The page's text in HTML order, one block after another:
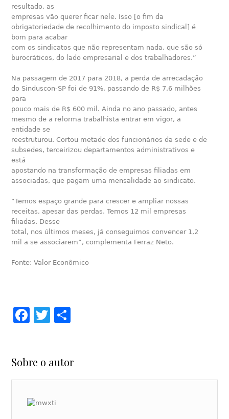
resultado, as
empresas vão querer ficar nele. Isso [o fim da
obrigatoriedade de recolhimento do imposto sindical] é
bom para acabar
com os sindicatos que não representam nada, que são só
burocráticos, do lado empresarial e dos trabalhadores.”
Na passagem de 2017 para 2018, a perda de arrecadação
do Sinduscon-SP foi de 91%, passando de R$ 7,6 milhões
para
pouco mais de R$ 600 mil. Ainda no ano passado, antes
mesmo de a reforma trabalhista entrar em vigor, a
entidade se
reestruturou. Cortou metade dos funcionários da sede e de
subsedes, terceirizou departamentos administrativos e
está
apostando na transformação de empresas filiadas em
associadas, que pagam uma mensalidade ao sindicato.
“Temos espaço grande para crescer e ampliar nossas
receitas, apesar das perdas. Temos 12 mil empresas
filiadas. Desse
total, nos últimos meses, já conseguimos convencer 1,2
mil a se associarem”, complementa Ferraz Neto.
Fonte: Valor Econômico
Facebook
Twitter
Sobre o autor